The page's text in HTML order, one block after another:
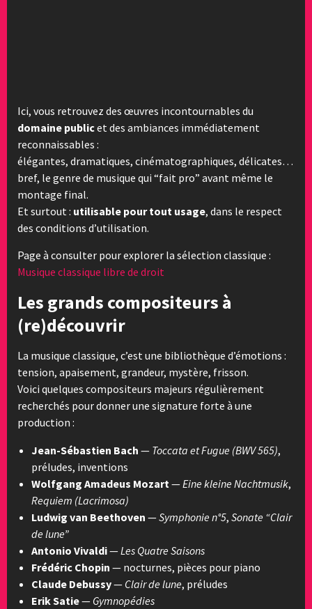
Ici, vous retrouvez des œuvres incontournables du
domaine publicet des ambiances immédiatement
reconnaissables :
élégantes, dramatiques, cinématographiques, délicates…
bref, le genre de musique qui “fait pro” avant même le
montage final.
Et surtout : utilisable pour tout usage, dans le respect
des conditions d’utilisation.
Page à consulter pour explorer la sélection classique :
Musique classique libre de droit
Les grands compositeurs à
(re)découvrir
La musique classique, c’est une bibliothèque d’émotions :
tension, apaisement, grandeur, mystère, frisson.
Voici quelques compositeurs majeurs régulièrement
recherchés pour donner une signature forte à une
production :
Jean-Sébastien Bach — Toccata et Fugue (BWV 565),
préludes, inventions
Wolfgang Amadeus Mozart —Eine kleine Nachtmusik,
Requiem (Lacrimosa)
Ludwig van Beethoven —Symphonie n°5, Sonate “Clair
de lune”
Antonio Vivaldi—Les Quatre Saisons
Frédéric Chopin — nocturnes, pièces pour piano
Claude Debussy— Clair de lune, préludes
Erik Satie— Gymnopédies